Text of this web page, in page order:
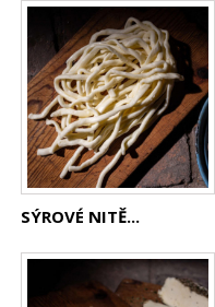
SÝROVÉ NITĚ...